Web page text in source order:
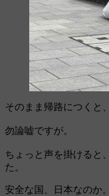
そのまま帰路につく
勿論嘘ですが。
ちょっと声を掛けると
た。
安全な国、日本なのか